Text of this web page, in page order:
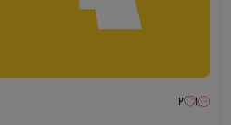
۱ ۲